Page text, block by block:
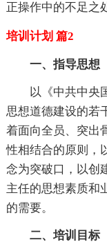
正操作中的不足之
培训计划 篇2
一、指导思想
以《中共中央
思想道德建设的若
着面向全员、突出
性相结合的原则，
念为突破口，以创
主任的思想素质和
的需要。
二、培训目标